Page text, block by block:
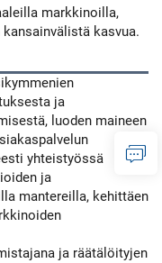
markkinoilla,
kasvua.
ja
luoden maineen
yhteistyössä
ja
mantereilla, kehittäen
ja räätälöityjen